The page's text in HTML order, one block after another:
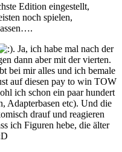
Edition eingestellt,
noch spielen,
. Ja, ich habe mal nach der
dann aber mit der vierten.
bei mir alles und ich bemale
auf diesen pay to win TOW
ich schon ein paar hundert
Adapterbasen etc). Und die
drauf und reagieren
ich Figuren hebe, die älter